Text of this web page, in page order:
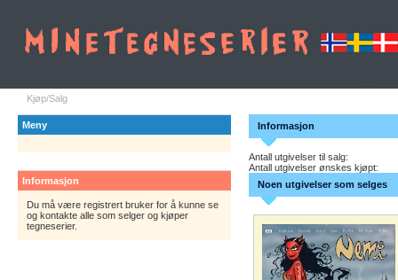
Kjøp/Salg
Meny
Informasjon
Du må være registrert bruker for å kunne se
og kontakte alle som selger og kjøper
tegneserier.
Informasjon
Antall utgivelser til salg:
Antall utgivelser ønskes kjøpt:
Noen utgivelser som selges